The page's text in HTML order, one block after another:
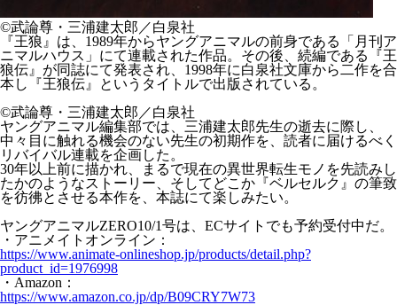
©武論尊・三浦建太郎／白泉社
『王狼』は、1989年からヤングアニマルの前身である「月刊ア
ニマルハウス」にて連載された作品。その後、続編である『王
狼伝』が同誌にて発表され、1998年に白泉社文庫から二作を合
本し『王狼伝』というタイトルで出版されている。
©武論尊・三浦建太郎／白泉社
ヤングアニマル編集部では、三浦建太郎先生の逝去に際し、
中々目に触れる機会のない先生の初期作を、読者に届けるべく
リバイバル連載を企画した。
30年以上前に描かれ、まるで現在の異世界転生モノを先読みし
たかのようなストーリー、そしてどこか『ベルセルク』の筆致
を彷彿とさせる本作を、本誌にて楽しみたい。
ヤングアニマルZERO10/1号は、ECサイトでも予約受付中だ。
・アニメイトオンライン：
https://www.animate-onlineshop.jp/products/detail.php?
product_id=1976998
・Amazon：
https://www.amazon.co.jp/dp/B09CRY7W73